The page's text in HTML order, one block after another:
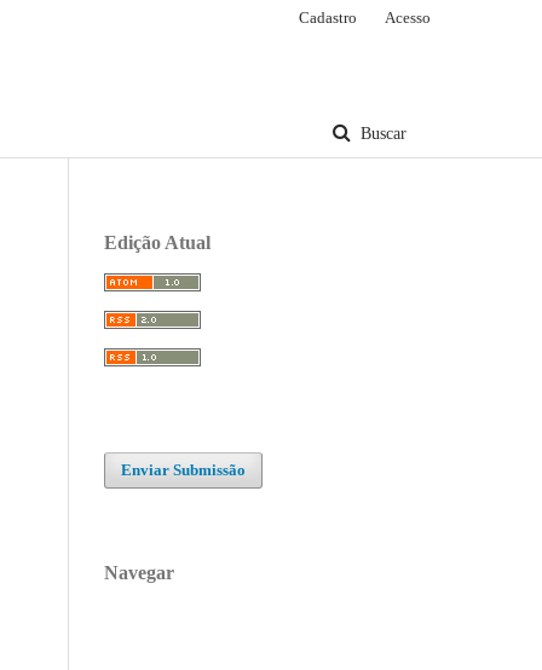
Buscar
Cadastro Acesso
Edição Atual
Enviar Submissão
Navegar